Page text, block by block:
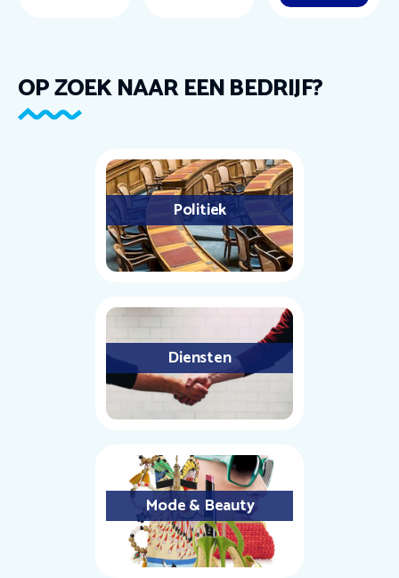
OP ZOEK NAAR EEN BEDRIJF?
Politiek
Diensten
Mode & Beauty